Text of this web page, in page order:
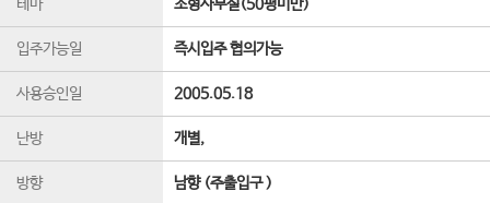
테마 소형사무실(50평미만)
입주가능일 즉시입주 협의가능
사용승인일 2005.05.18
난방 개별,
방향 남향 (주출입구 )